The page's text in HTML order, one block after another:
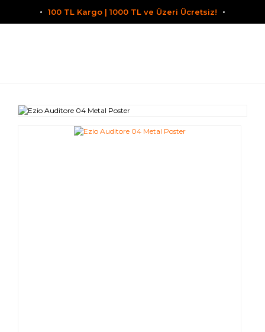
100 TL Kargo | 1000 TL ve Üzeri Ücretsiz!